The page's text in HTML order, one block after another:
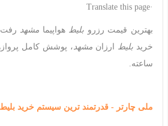
·Translate this page
بهترین قیمت رزرو بلیط هواپیما مشهد
خرید بلیط ارزان مشهد، پوشش کامل
ساعته.
ملی چارتر - قدرتمند ترین سیستم خرید